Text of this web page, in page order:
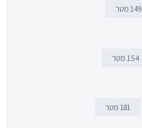
149 מטר
154 מטר
181 מטר